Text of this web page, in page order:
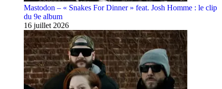
Mastodon – « Snakes For Dinner » feat. Josh Homme : le clip
du 9e album
16 juillet 2026